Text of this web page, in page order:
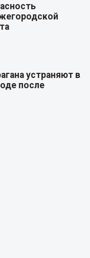
устраняют в
после